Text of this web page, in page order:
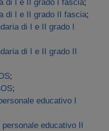
di I e II grado I fascia;
di I e II grado II fascia;
di I e II grado I
di I e II grado II
;
;
educativo I
educativo II